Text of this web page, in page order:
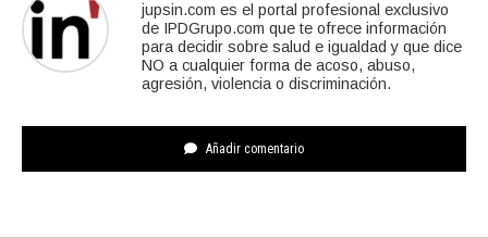
jupsin.com es el portal profesional exclusivo
de IPDGrupo.com que te ofrece información
para decidir sobre salud e igualdad y que dice
NO a cualquier forma de acoso, abuso,
agresión, violencia o discriminación.
Añadir comentario